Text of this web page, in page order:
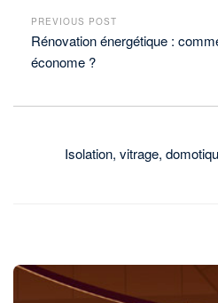
PREVIOUS POST
Rénovation énergétique :
économe ?
Isolation, vitrage,